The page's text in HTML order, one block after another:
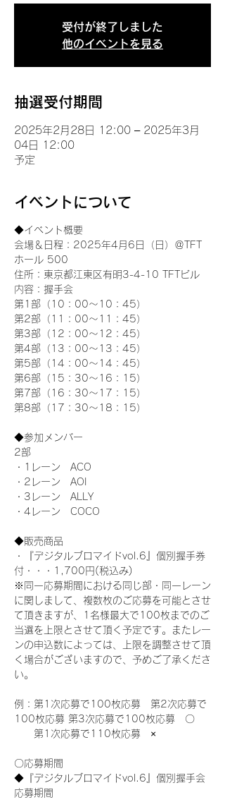
受付が終了しました
他のイベントを見る
抽選受付期間
2025年2月28日 12:00 – 2025年3月
04日 12:00
予定
イベントについて
◆イベント概要
会場＆日程：2025年4月6日（日）＠TFT
ホール 500
住所：東京都江東区有明3-4-10 TFTビル
内容：握手会
第1部（10：00～10：45）
第2部（11：00～11：45）
第3部（12：00～12：45）
第4部（13：00～13：45）
第5部（14：00～14：45）
第6部（15：30～16：15）
第7部（16：30～17：15）
第8部（17：30～18：15）
◆参加メンバー
2部
・1レーン　ACO
・2レーン　AOI
・3レーン　ALLY
・4レーン　COCO
◆販売商品
・『デジタルブロマイドvol.6』個別握手券
付・・・1,700円(税込み)
※同一応募期間における同じ部・同一レーン
に関しまして、複数枚のご応募を可能とさせ
て頂きますが、1名様最大で100枚までのご
当選を上限とさせて頂く予定です。またレー
ンの申込数によっては、上限を調整させて頂
く場合がございますので、予めご了承くださ
い。
例：第1次応募で100枚応募　第2次応募で
100枚応募 第3次応募で100枚応募　〇
第1次応募で110枚応募　×
〇応募期間
◆『デジタルブロマイドvol.6』個別握手会
応募期間